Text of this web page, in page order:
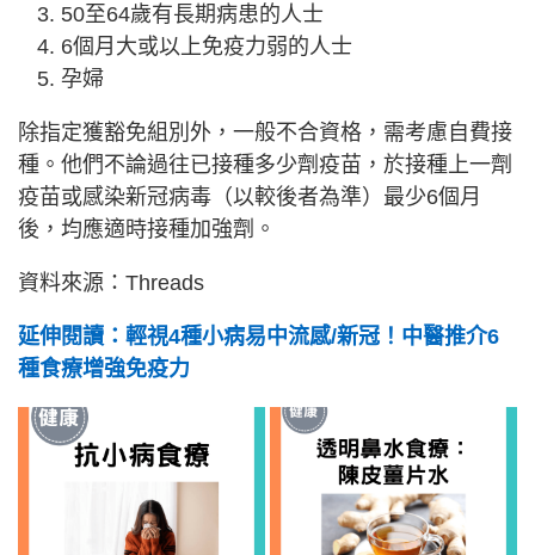
50至64歲有長期病患的人士
6個月大或以上免疫力弱的人士
孕婦
除指定獲豁免組別外，一般不合資格，需考慮自費接
種。他們不論過往已接種多少劑疫苗，於接種上一劑
疫苗或感染新冠病毒（以較後者為準）最少6個月
後，均應適時接種加強劑。
資料來源：Threads
延伸閱讀：輕視4種小病易中流感/新冠！中醫推介6
種食療增強免疫力